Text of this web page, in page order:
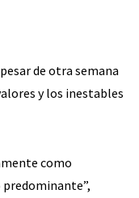
de otra semana
y los inestables
como
predominante”,